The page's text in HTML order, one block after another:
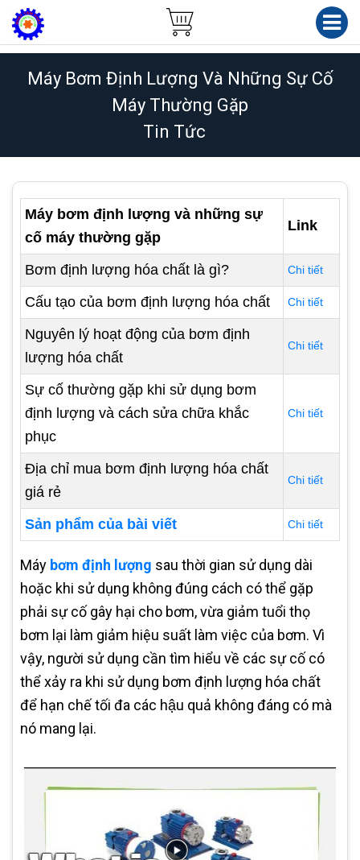
Máy Bơm Định Lượng Và Những Sự Cố
Máy Thường Gặp
Tin Tức
Máy bơm định lượng và những sự
cố máy thường gặp
Link
Bơm định lượng hóa chất là gì? Chi tiết
Cấu tạo của bơm định lượng hóa chất Chi tiết
Nguyên lý hoạt động của bơm định
lượng hóa chất
Chi tiết
Sự cố thường gặp khi sử dụng bơm
định lượng và cách sửa chữa khắc
phục
Chi tiết
Địa chỉ mua bơm định lượng hóa chất
giá rẻ
Chi tiết
Sản phẩm của bài viết Chi tiết
Máy bơm định lượng sau thời gian sử dụng dài
hoặc khi sử dụng không đúng cách có thể gặp
phải sự cố gây hại cho bơm, vừa giảm tuổi thọ
bơm lại làm giảm hiệu suất làm việc của bơm. Vì
vậy, người sử dụng cần tìm hiểu về các sự cố có
thể xảy ra khi sử dụng bơm định lượng hóa chất
để hạn chế tối đa các hậu quả không đáng có mà
nó mang lại.